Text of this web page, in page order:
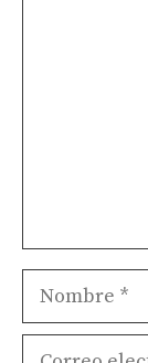
Nombre
Correo